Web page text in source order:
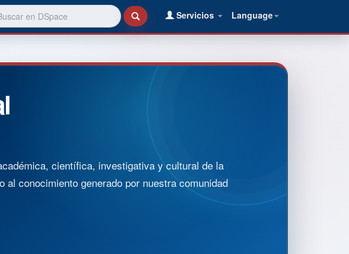
Language
Servicios
científica, investigativa y cultural de la
conocimiento generado por nuestra comunidad